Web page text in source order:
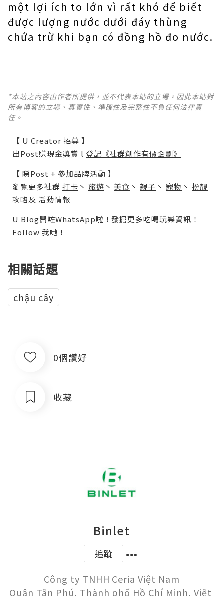
một lợi ích to lớn vì rất khó để biết
được lượng nước dưới đáy thùng
chứa trừ khi bạn có đồng hồ đo nước.
*本站之內容由作者所提供，並不代表本站的立場。因此本站對
所有博客的立場、真實性、準確性及完整性不負任何法律責
任。
【 U Creator 招募 】
出Post賺現金獎賞 l 登記《社群創作有價企劃》
【 睇Post + 參加品牌活動 】
瀏覽更多社群 打卡 丶 旅遊 丶 美食 丶 親子 丶 寵物 丶 扮靚
攻略及 活動情報
U Blog開咗WhatsApp啦！發掘更多吃喝玩樂資訊！
Follow 我哋 ！
相關話題
chậu cây
0個讚好
收藏
Binlet
追蹤
Công ty TNHH Ceria Việt Nam
Quận Tân Phú, Thành phố Hồ Chí Minh, Việt